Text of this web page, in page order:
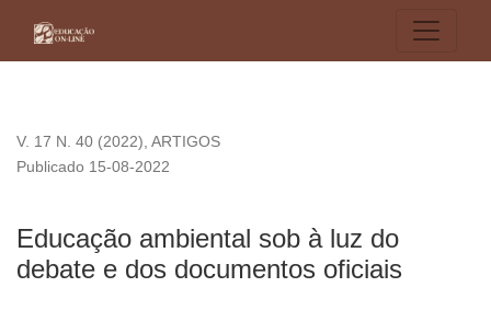
V. 17 N. 40 (2022), ARTIGOS
Educação ambiental sob à luz do
debate e dos documentos oficiais
Publicado 15-08-2022